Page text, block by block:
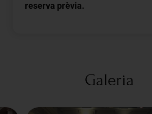
reserva prèvia.
Galeria